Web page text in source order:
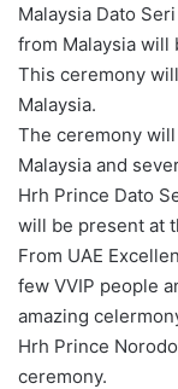
Malaysia Dato
from Malaysia will
This ceremony
Malaysia.
The ceremony
Malaysia and
Hrh Prince Dato
will be present at
From UAE
few VVIP people
amazing
Hrh Prince
ceremony.